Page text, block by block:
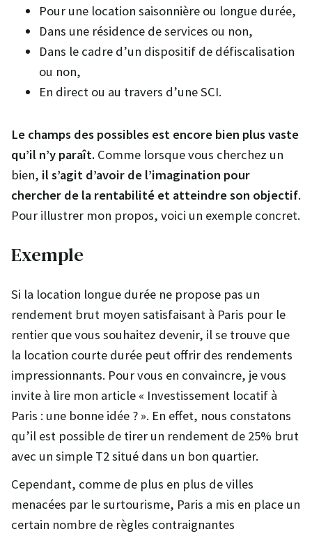
Pour une location saisonnière ou longue durée,
Dans une résidence de services ou non,
Dans le cadre d’un dispositif de défiscalisation
ou non,
En direct ou au travers d’une SCI.
Le champs des possibles est encore bien plus vaste
qu’il n’y paraît. Comme lorsque vous cherchez un
bien, il s’agit d’avoir de l’imagination pour
chercher de la rentabilité et atteindre son objectif.
Pour illustrer mon propos, voici un exemple concret.
Exemple
Si la location longue durée ne propose pas un
rendement brut moyen satisfaisant à Paris pour le
rentier que vous souhaitez devenir, il se trouve que
la location courte durée peut offrir des rendements
impressionnants. Pour vous en convaincre, je vous
invite à lire mon article « Investissement locatif à
Paris : une bonne idée ? ». En effet, nous constatons
qu’il est possible de tirer un rendement de 25% brut
avec un simple T2 situé dans un bon quartier.
Cependant, comme de plus en plus de villes
menacées par le surtourisme, Paris a mis en place un
certain nombre de règles contraignantes